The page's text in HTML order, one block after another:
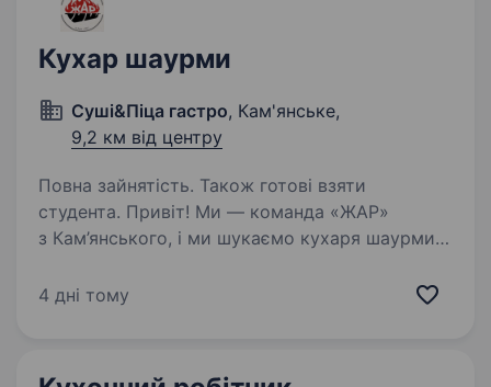
Кухар шаурми
Суші&Піца гастро, Кам'янське,
9,2 км від центру
Повна зайнятість. Також готові взяти
студента. Привіт! Ми — команда «ЖАР»
з Кам’янського, і ми шукаємо кухаря шаурми,
дружнього колективу. Якщо ти хочеш
4 дні тому